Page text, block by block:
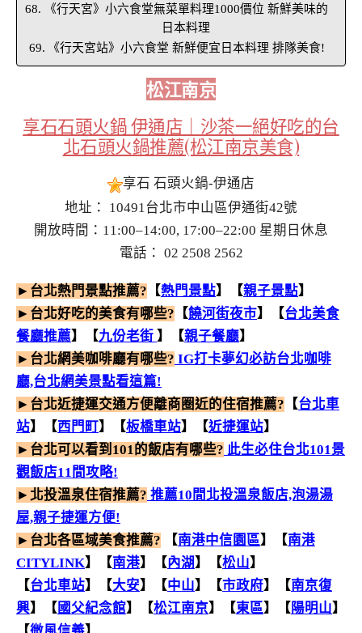
《行天宮》小六食堂無菜單料理1000價位 新鮮美味的
日本料理
《行天宮站》小六食堂 新鮮便宜日本料理 排隊美食!
松江南京
享石石頭火鍋 伊通店｜沙茶一絕好吃的台
北石頭火鍋推薦(松江南京美食)
享石 石頭火鍋-伊通店
地址： 10491台北市中山區伊通街42號
開放時間：11:00–14:00, 17:00–22:00 星期日休息
電話： 02 2508 2562
►台北熱門景點推薦? 【熱門景點】【親子景點】
►台北好吃的美食有哪些? 【饒河街夜市】【台北美食
餐廳推薦】【九份老街 】【親子餐廳】
►台北網美咖啡廳有哪些? IG打卡夢幻必訪台北咖啡
廳,台北網美景點看這篇!
►台北近捷運交通方便離商圈近的住宿推薦? 【台北車
站】【西門町】【板橋車站】【近捷運站】
►台北可以看到101的飯店有哪些? 此生必住台北101景
觀飯店11間攻略!
►北投溫泉住宿推薦? 推薦10間北投溫泉飯店,泡湯湯
屋,親子捷運方便!
►台北各區域美食推薦? 【南港中信園區 】【南港
CITYLINK】【南港】【內湖 】【松山】
【台北車站】 【大安】 【中山】【市政府】【南京復
興】【 國父紀念館】【松江南京】【東區 】【 陽明山】